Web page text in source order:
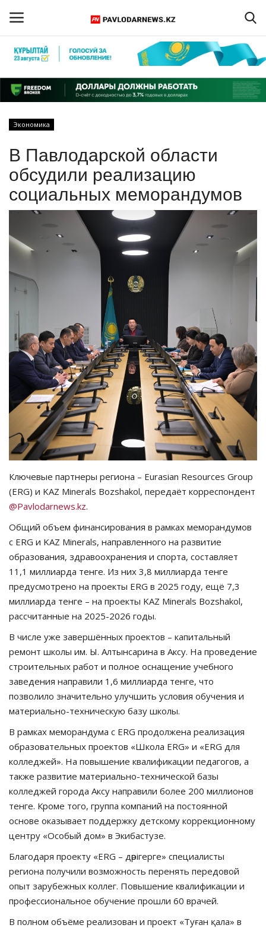
Регистрация
Главная
ПАВЛОДАРСКАЯ ОБЛАСТЬ
КАЗАХСТАН
СПЕЦПРОЕКТЫ
СПОРТ
Чек-лист
РАЗВЛЕЧЕНИЯ
OFFICIAL
Курултай
Язык
Қазақша Русский
Экономика
В Павлодарской области
обсудили реализацию
социальных меморандумов
Ключевые партнеры региона – Eurasian Resources Group
(ERG) и KAZ Minerals Bozshakol, передаёт корреспондент
@Pavlodarnews.kz.
Общий объем финансирования в рамках меморандумов
с ERG и KAZ Minerals, направленного на развитие
образования, здравоохранения и спорта, составляет
11,1 миллиарда тенге. Из них 3,8 миллиарда тенге
предусмотрено на проекты ERG в 2025 году, ещё 7,3
миллиарда тенге – на проекты KAZ Minerals Bozshakol,
рассчитанные на 2025-2026 годы.
В числе уже завершённых проектов – капитальный
ремонт школы им. Ы. Алтынсарина в Аксу. На проведение
строительных работ и полное оснащение учебного
заведения направили 1,6 миллиарда тенге, что
позволило значительно улучшить условия обучения и
материально-техническую базу школы.
В рамках меморандума с ERG продолжена реализация
образовательных проектов «Школа ERG» и «ERG для
колледжей». На повышение квалификации педагогов, а
также развитие материально-технической базы
колледжей города Аксу направили более 200 миллионов
тенге. Кроме того, группа компаний на постоянной
основе оказывает поддержку детскому коррекционному
центру «Особый дом» в Экибастузе.
Благодаря проекту «ERG – дәрігерге» специалисты
региона получили возможность перенять передовой
опыт зарубежных коллег. Повышение квалификации и
профессиональное обучение прошли 60 врачей.
В полном объёме реализован и проект «Туған қала» в